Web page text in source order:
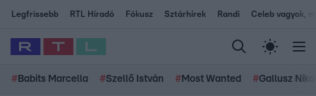
Legfrissebb RTL Híradó Fókusz Sztárhírek Randi Celeb vagyok,
# Babits Marcella #Szellő István # Most Wanted #Gallusz